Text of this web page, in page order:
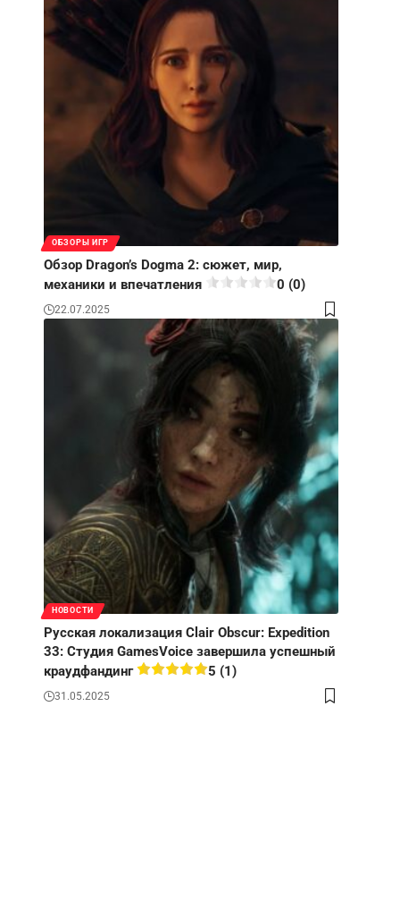
ОБЗОРЫ ИГР
Обзор Dragon’s Dogma 2: сюжет, мир,
механики и впечатления
0 (0)
22.07.2025
НОВОСТИ
Русская локализация Clair Obscur: Expedition
33: Студия GamesVoice завершила успешный
краудфандинг
5 (1)
31.05.2025